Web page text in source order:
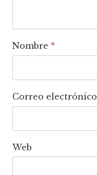
Nombre *
Correo electrónico
Web